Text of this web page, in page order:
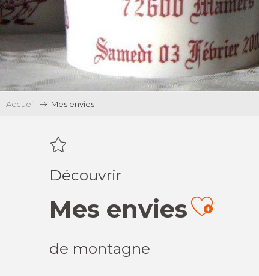
Accueil Mes envies
Découvrir
Mes envies
de montagne